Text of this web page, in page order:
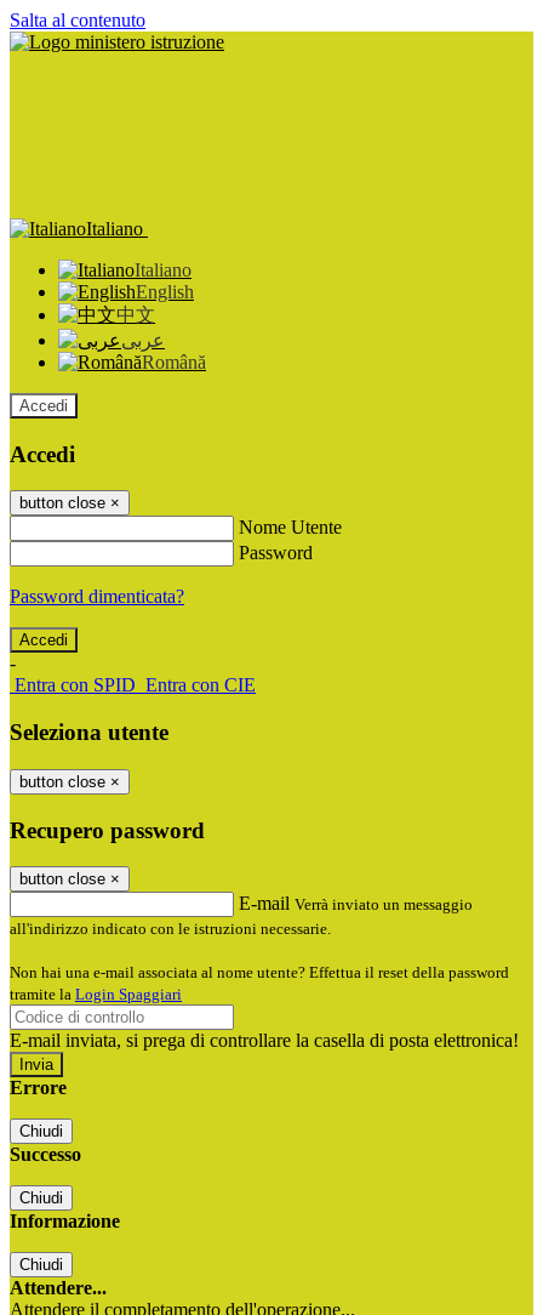
Salta al contenuto
Italiano
Italiano
English
中文
عربى
Română
Accedi
Accedi
button close ×
Nome Utente
Password
Password dimenticata?
-
Entra con SPID Entra con CIE
Seleziona utente
button close ×
Recupero password
button close ×
E-mail Verrà inviato un messaggio
all'indirizzo indicato con le istruzioni necessarie.
Non hai una e-mail associata al nome utente? Effettua il reset della password
tramite la Login Spaggiari
E-mail inviata, si prega di controllare la casella di posta elettronica!
Errore
Chiudi
Successo
Chiudi
Informazione
Chiudi
Attendere...
Attendere il completamento dell'operazione...